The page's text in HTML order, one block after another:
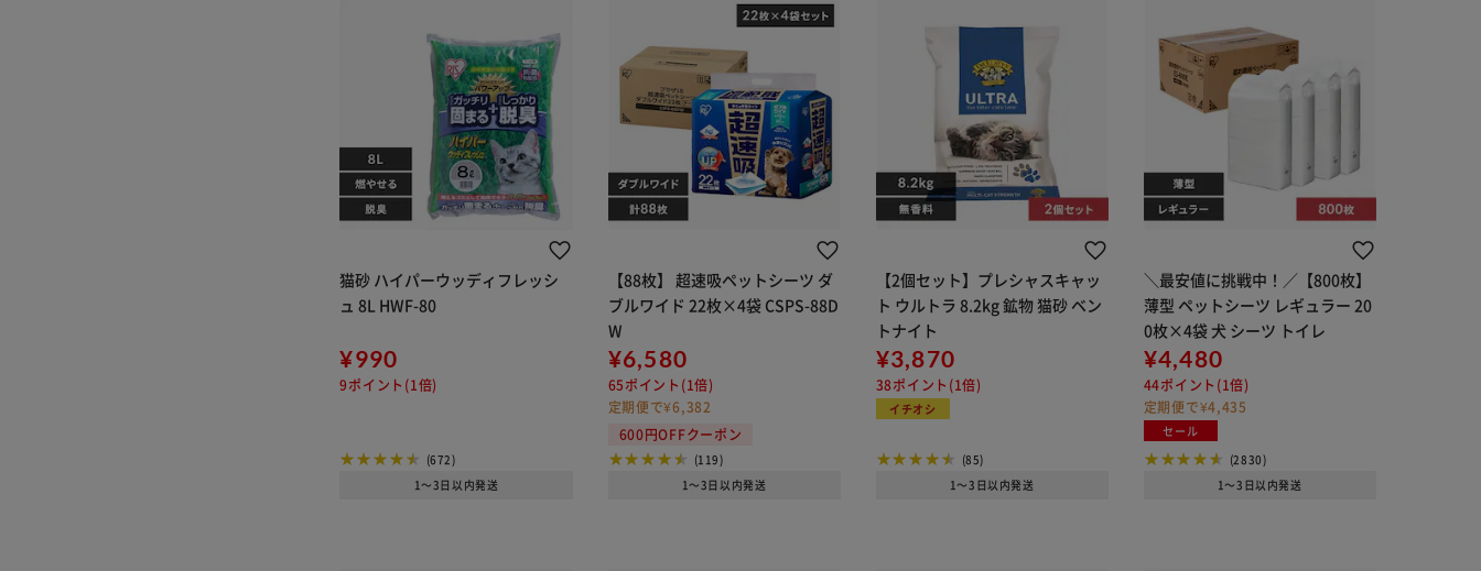
猫砂 ハイパーウッディフレッシ
ュ 8L HWF-80
¥990
9ポイント(1倍)
(672)
1～3日以内発送
【88枚】 超速吸ペットシーツ ダ
ブルワイド 22枚×4袋 CSPS-88D
W
¥6,580
65ポイント(1倍)
定期便で¥6,382
600円OFFクーポン
(119)
1～3日以内発送
【2個セット】プレシャスキャッ
ト ウルトラ 8.2kg 鉱物 猫砂 ベン
トナイト
¥3,870
38ポイント(1倍)
イチオシ
(85)
1～3日以内発送
＼最安値に挑戦中！／【800枚】
薄型 ペットシーツ レギュラー 20
0枚×4袋 犬 シーツ トイレ
¥4,480
44ポイント(1倍)
定期便で¥4,435
セール
(2830)
1～3日以内発送